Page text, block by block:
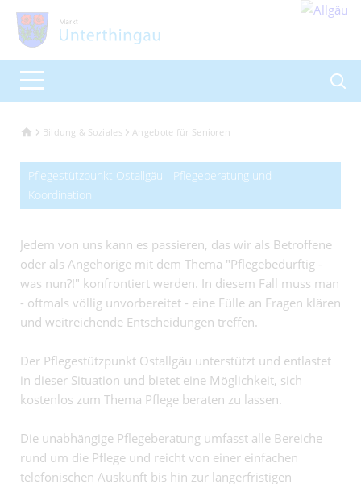
Bildung & Soziales Angebote für Senioren
Pflegestützpunkt Ostallgäu - Pflegeberatung und
Koordination
Jedem von uns kann es passieren, das wir als Betroffene
oder als Angehörige mit dem Thema "Pflegebedürftig -
was nun?!" konfrontiert werden. In diesem Fall muss man
- oftmals völlig unvorbereitet - eine Fülle an Fragen klären
und weitreichende Entscheidungen treffen.
Der Pflegestützpunkt Ostallgäu unterstützt und entlastet
in dieser Situation und bietet eine Möglichkeit, sich
kostenlos zum Thema Pflege beraten zu lassen.
Die unabhängige Pflegeberatung umfasst alle Bereiche
rund um die Pflege und reicht von einer einfachen
telefonischen Auskunft bis hin zur längerfristigen